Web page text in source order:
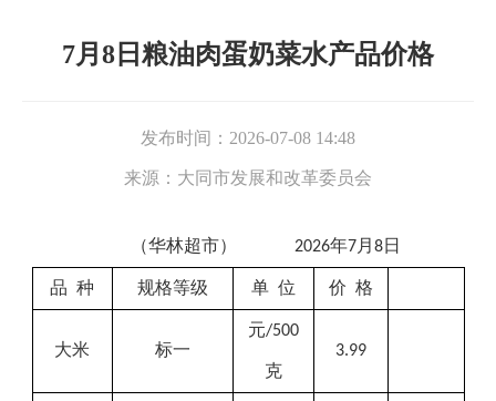
7月8日粮油肉蛋奶菜水产品价格
发布时间： 2026-07-08 14:48
来源： 大同市发展和改革委员会
（华林超市） 2026年7月 8日
品 种 规格等级 单 位 价 格
大米 标一
元/500
克
3.99